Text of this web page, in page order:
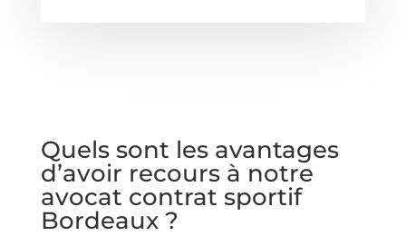
Quels sont les avantages
d’avoir recours à notre
avocat contrat sportif
Bordeaux ?